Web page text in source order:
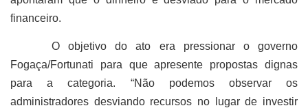
financeiro.
O objetivo do ato era pressionar o governo
Fogaça/Fortunati para que apresente propostas dignas
para a categoria. “Não podemos observar os
administradores desviando recursos no lugar de investir